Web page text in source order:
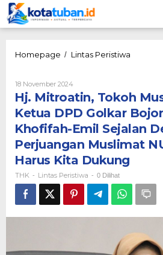
Lewati
ke
konten
Homepage / Lintas Peristiwa
dan
Ketua
DPD
Golkar
:
Emil
Sejalan
Dengan
NU,
18 November 2024Oleh
THK
Hj. Mitroatin, Tokoh
Ketua DPD Golkar
Khofifah-Emil Sejalan
Perjuangan Muslimat
Harus Kita Dukung
THK - Lintas Peristiwa - 0 Dilihat